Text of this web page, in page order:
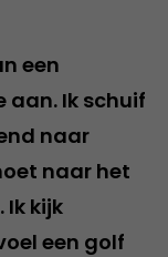
een
aan. Ik schuif
naar
naar het
Ik kijk
een golf